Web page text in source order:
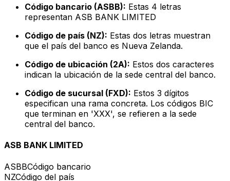
Código bancario (ASBB): Estas 4 letras
representan ASB BANK LIMITED
Código de país (NZ): Estas dos letras muestran
que el país del banco es Nueva Zelanda.
Código de ubicación (2A): Estos dos caracteres
indican la ubicación de la sede central del banco.
Código de sucursal (FXD): Estos 3 dígitos
especifican una rama concreta. Los códigos BIC
que terminan en 'XXX', se refieren a la sede
central del banco.
ASB BANK LIMITED
ASBBCódigo bancario
NZCódigo del país